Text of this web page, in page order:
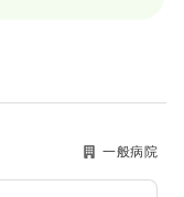
一般病院